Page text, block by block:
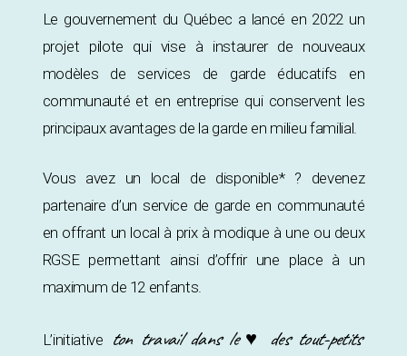
Le gouvernement du Québec a lancé en 2022 un
projet pilote qui vise à instaurer de nouveaux
modèles de services de garde éducatifs en
communauté et en entreprise qui conservent les
principaux avantages de la garde en milieu familial.
Vous avez un local de disponible* ? devenez
partenaire d’un service de garde en communauté
en offrant un local à prix à modique à une ou deux
RGSE permettant ainsi d’offrir une place à un
maximum de 12 enfants.
L’initiative ton travail dans le ♥ des tout-petits